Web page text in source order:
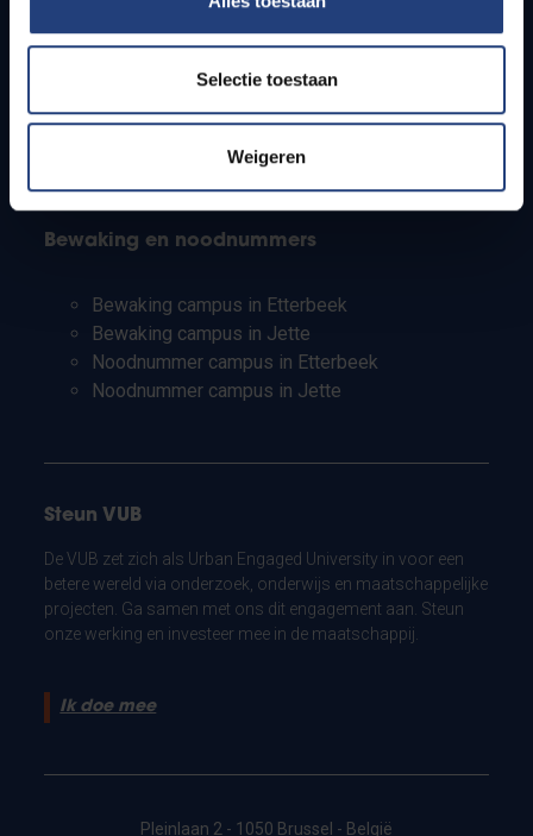
Selectie toestaan
Weigeren
Studenten
PhD-studenten
Leerkrachten en secundaire scholen
Bewaking en noodnummers
Bewaking campus in Etterbeek
Bewaking campus in Jette
Noodnummer campus in Etterbeek
Noodnummer campus in Jette
Steun VUB
De VUB zet zich als Urban Engaged University in voor een
betere wereld via onderzoek, onderwijs en maatschappelijke
projecten. Ga samen met ons dit engagement aan. Steun
onze werking en investeer mee in de maatschappij.
Ik doe mee
Pleinlaan 2 - 1050 Brussel - België